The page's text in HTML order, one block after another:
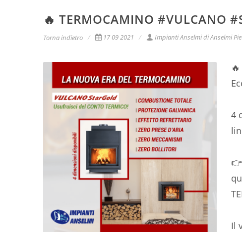
🔥 TERMOCAMINO #VULCANO
Torna indietro 17 09 2021 Impianti Anselmi di Anselmi
4
Il